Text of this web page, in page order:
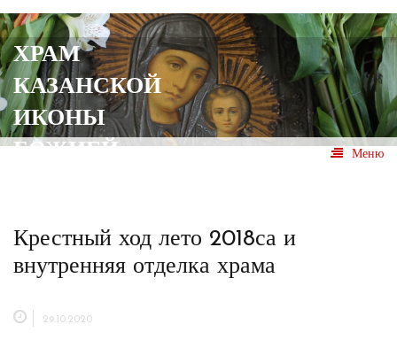
к
содержимому
ХРАМ
КАЗАНСКОЙ
ИКОНЫ
БОЖИЕЙ
Меню
Крестный ход лето 2018са и
внутренняя отделка храма
29.10.2020